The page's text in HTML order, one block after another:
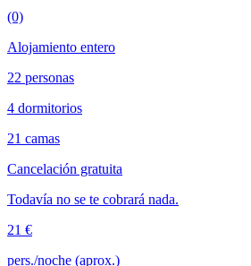
(0)
Alojamiento entero
22 personas
4 dormitorios
21 camas
Cancelación gratuita
Todavía no se te cobrará nada.
21 €
pers./noche (aprox.)